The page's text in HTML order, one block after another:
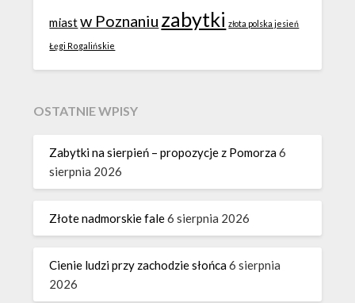
miastw Poznaniu zabytki złota polska jesień
Łęgi Rogalińskie
OSTATNIE WPISY
Zabytki na sierpień – propozycje z Pomorza6
sierpnia 2026
Złote nadmorskie fale6 sierpnia 2026
Cienie ludzi przy zachodzie słońca6 sierpnia
2026